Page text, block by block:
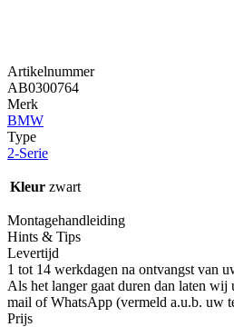
Artikelnummer
AB0300764
Merk
BMW
Type
2-Serie
Kleur zwart
Montagehandleiding
Hints & Tips
Levertijd
1 tot 14 werkdagen na ontvangst van
Als het langer gaat duren dan laten
mail of WhatsApp (vermeld a.u.b. uw
Prijs